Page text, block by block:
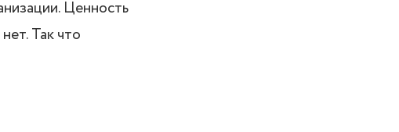
Ценность
Так что